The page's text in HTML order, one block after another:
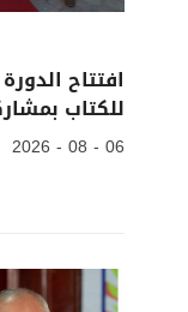
افتتاح
للكتاب بمشاركة 37
06 - 08 - 2026